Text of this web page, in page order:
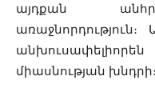
այդքան
միասնության խնդրի։